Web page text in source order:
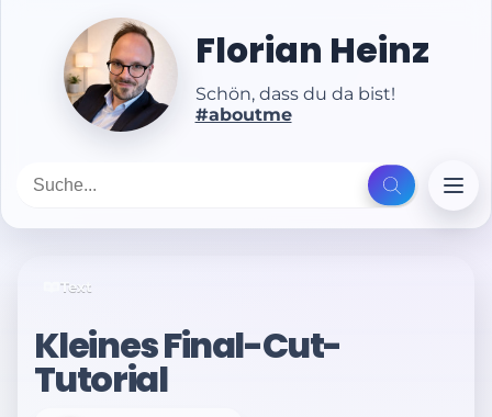
Florian Heinz
Schön, dass du da bist!
#aboutme
Text
Kleines Final-Cut-
Tutorial